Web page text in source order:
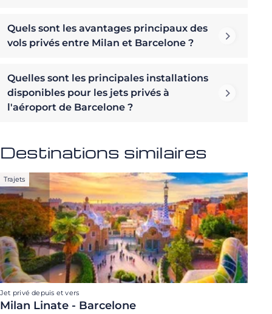
Quels sont les avantages principaux des
vols privés entre Milan et Barcelone ?
Quelles sont les principales installations
disponibles pour les jets privés à
l'aéroport de Barcelone ?
Destinations similaires
Trajets
Jet privé depuis et vers
Milan Linate - Barcelone